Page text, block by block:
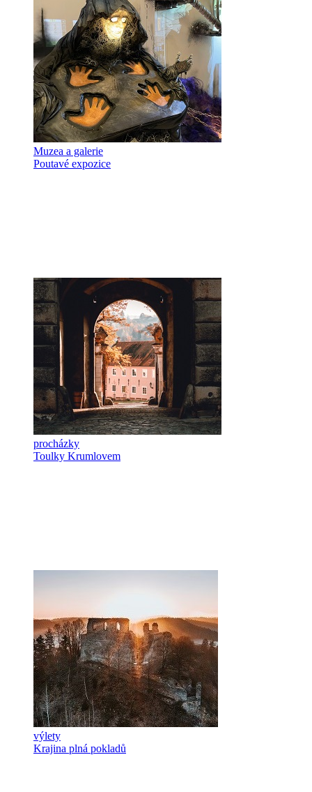
Muzea a galerie
Poutavé expozice
procházky
Toulky Krumlovem
výlety
Krajina plná pokladů